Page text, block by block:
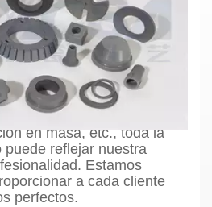
De Nitruro De
en la fabricación de
de silicio, desde la
hasta el diseño del
la confirmación de la
en masa, etc., toda la
reflejar nuestra
Estamos
a cada cliente
perfectos.